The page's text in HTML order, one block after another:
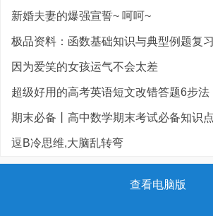
新婚夫妻的爆强宣誓~ 呵呵~
极品资料：函数基础知识与典型例题复
因为爱笑的女孩运气不会太差
超级好用的高考英语短文改错答题6步
期末必备丨高中数学期末考试必备知识点
逗B冷思维,大脑乱转弯
查看电脑版